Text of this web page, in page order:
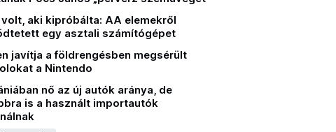
volt, aki kipróbálta: AA elemekről
egy asztali számítógépet
javítja a földrengésben megsérült
a Nintendo
nő az új autók aránya, de
is a használt importautók